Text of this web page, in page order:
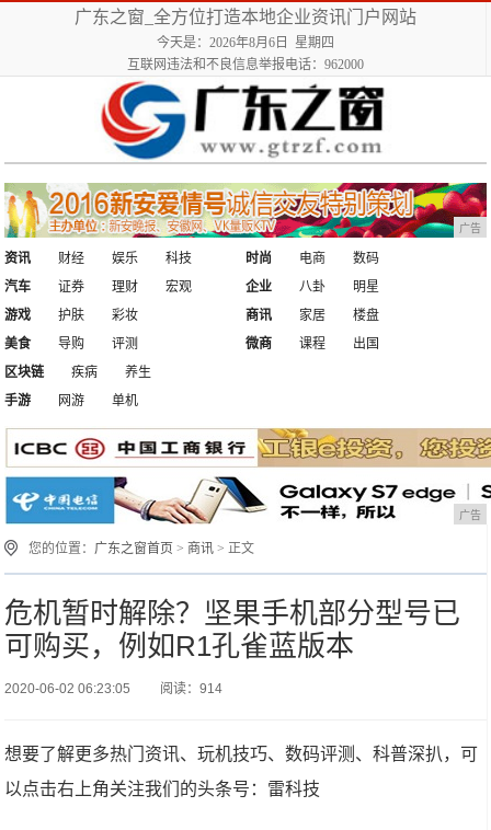
广东之窗_全方位打造本地企业资讯门户网站
今天是：2026年8月6日 星期四
互联网违法和不良信息举报电话：962000
广告
资讯 财经 娱乐
科技
汽车
证券 理财 宏观
时尚 电商
数码
企业
八卦
明星
游戏
护肤
彩妆
美食
导购 评测
商讯 家居
楼盘
微商
课程
出国
区块链
疾病
养生
手游
网游 单机
广告
您的位置： 广东之窗首页 > 商讯 > 正文
危机暂时解除？坚果手机部分型号已
可购买，例如R1孔雀蓝版本
2020-06-02 06:23:05 阅读：914
想要了解更多热门资讯、玩机技巧、数码评测、科普深扒，可
以点击右上角关注我们的头条号：雷科技